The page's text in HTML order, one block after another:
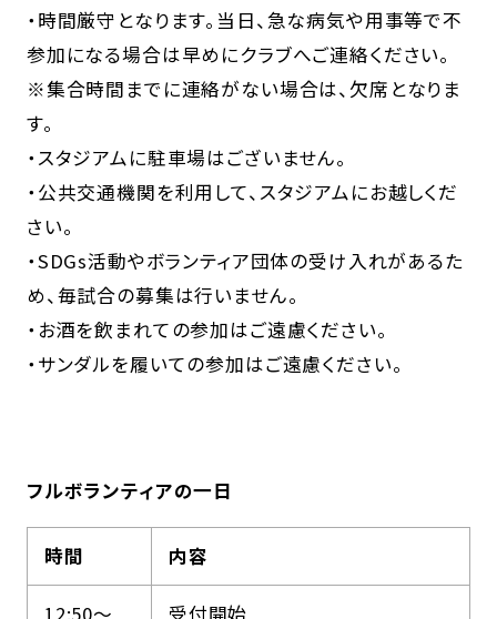
・時間厳守となります。当日、急な病気や用事等で不
参加になる場合は早めにクラブへご連絡ください。
※集合時間までに連絡がない場合は、欠席となりま
す。
・スタジアムに駐車場はございません。
・公共交通機関を利用して、スタジアムにお越しくだ
さい。
・SDGs活動やボランティア団体の受け入れがあるた
め、毎試合の募集は行いません。
・お酒を飲まれての参加はご遠慮ください。
・サンダルを履いての参加はご遠慮ください。
フルボランティアの一日
時間 内容